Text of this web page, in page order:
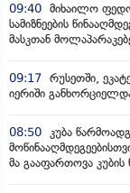
09:40 მიხაილო
სამიზნეების
მასკთან
09:17 რუსეთში,
იერიში
08:50
კუბა
მა გააფართოვა კუბის